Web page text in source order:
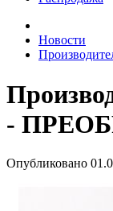
Новости
-
Опубликовано